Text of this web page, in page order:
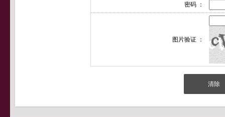
密码 ：
图片验证 ：